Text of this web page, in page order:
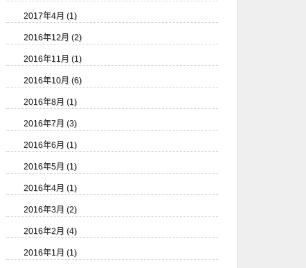
2017年4月 (1)
2016年12月 (2)
2016年11月 (1)
2016年10月 (6)
2016年8月 (1)
2016年7月 (3)
2016年6月 (1)
2016年5月 (1)
2016年4月 (1)
2016年3月 (2)
2016年2月 (4)
2016年1月 (1)